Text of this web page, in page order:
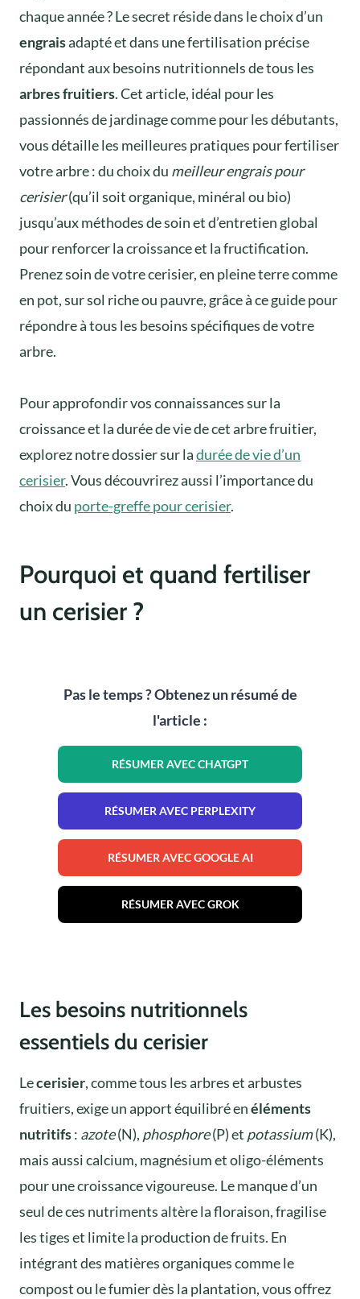
chaque année ? Le secret réside dans le choix d’un
engraisadapté et dans une fertilisation précise
répondant aux besoins nutritionnels de tous les
arbres fruitiers. Cet article, idéal pour les
passionnés de jardinage comme pour les débutants,
vous détaille les meilleures pratiques pour fertiliser
votre arbre : du choix du meilleur engrais pour
cerisier(qu’il soit organique, minéral ou bio)
jusqu’aux méthodes de soin et d’entretien global
pour renforcer la croissance et la fructification.
Prenez soin de votre cerisier, en pleine terre comme
en pot, sur sol riche ou pauvre, grâce à ce guide pour
répondre à tous les besoins spécifiques de votre
arbre.
Pour approfondir vos connaissances sur la
croissance et la durée de vie de cet arbre fruitier,
explorez notre dossier sur ladurée de vie d’un
cerisier. Vous découvrirez aussi l’importance du
choix du porte-greffe pour cerisier.
Pourquoi et quand fertiliser
un cerisier ?
Pas le temps ? Obtenez un résumé de
l'article :
RÉSUMER AVEC CHATGPT
RÉSUMER AVEC PERPLEXITY
RÉSUMER AVEC GOOGLE AI
RÉSUMER AVEC GROK
Les besoins nutritionnels
essentiels du cerisier
Lecerisier, comme tous les arbres et arbustes
fruitiers, exige un apport équilibré enéléments
nutritifs: azote(N), phosphore(P) et potassium(K),
mais aussi calcium, magnésium et oligo-éléments
pour une croissance vigoureuse. Le manque d’un
seul de ces nutriments altère la floraison, fragilise
les tiges et limite la production de fruits. En
intégrant des matières organiques comme le
compost ou le fumier dès la plantation, vous offrez